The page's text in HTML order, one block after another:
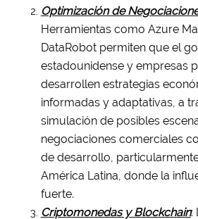
Optimización de
Herramientas como Azure
DataRobot permiten que el
estadounidense y empresas
desarrollen estrategias
informadas y adaptativas, a
simulación de posibles
negociaciones comerciales
de desarrollo,
América Latina, donde la
fuerte.
Criptomonedas y Blockchain: